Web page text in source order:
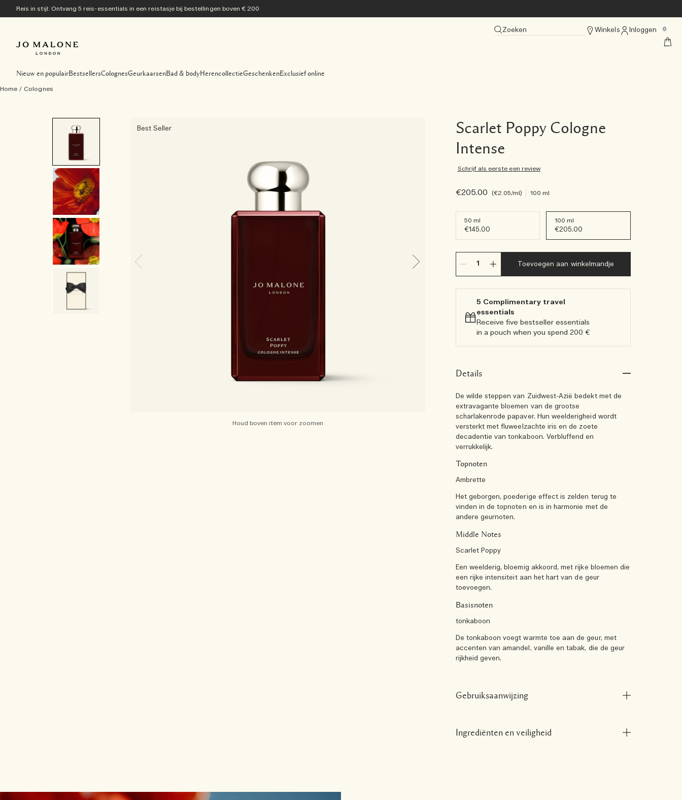
Reis in stijl: Ontvang 5 reis-essentials in een reistasje bij bestellingen boven € 200
Zoeken Winkels Inloggen 0
Nieuw en populairBestsellersColognesGeurkaarsenBad & bodyHerencollectieGeschenkenExclusief online
Home / Colognes
Scarlet Poppy Cologne
Intense
Schrijf als eerste een review
Best Seller
Houd boven item voor zoomen
€205.00 €2.05/ml 100 ml
50 ml
€145.00
100 ml
€205.00
Toevoegen aan winkelmandje
5 Complimentary travel
essentials​
Receive five bestseller essentials
in a pouch when you spend 200 €
Details
De wilde steppen van Zuidwest-Azië bedekt met de
extravagante bloemen van de grootse
scharlakenrode papaver. Hun weelderigheid wordt
versterkt met fluweelzachte iris en de zoete
decadentie van tonkaboon. Verbluffend en
verrukkelijk.
Topnoten
Ambrette
Het geborgen, poederige effect is zelden terug te
vinden in de topnoten en is in harmonie met de
andere geurnoten.
Middle Notes
Scarlet Poppy
Een weelderig, bloemig akkoord, met rijke bloemen die
een rijke intensiteit aan het hart van de geur
toevoegen.
Basisnoten
tonkaboon
De tonkaboon voegt warmte toe aan de geur, met
accenten van amandel, vanille en tabak, die de geur
rijkheid geven.
Gebruiksaanwijzing
Ingrediënten en veiligheid